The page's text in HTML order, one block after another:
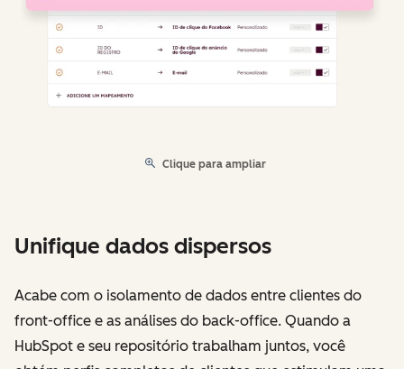
Clique para ampliar
Unifique dados dispersos
Acabe com o isolamento de dados entre clientes do
front-office e as análises do back-office. Quando a
HubSpot e seu repositório trabalham juntos, você